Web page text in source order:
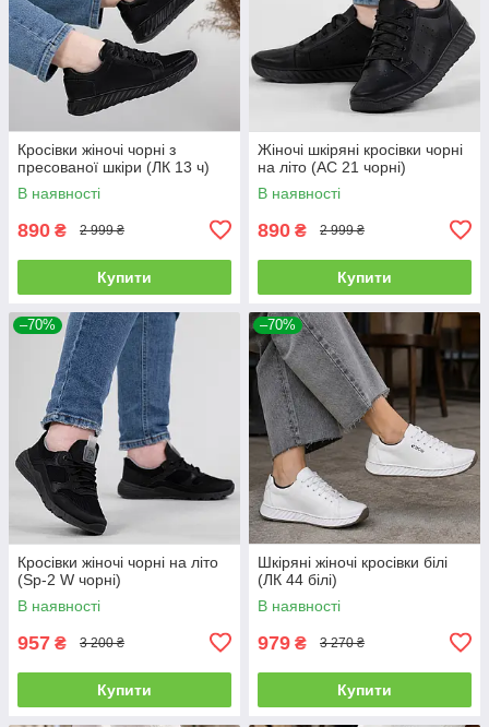
Кросівки жіночі чорні з
пресованої шкіри (ЛК 13 ч)
В наявності
890 ₴ 2 999 ₴
Купити
Жіночі шкіряні кросівки чорні
на літо (АС 21 чорні)
В наявності
890 ₴ 2 999 ₴
Купити
–70%
Кросівки жіночі чорні на літо
(Sp-2 W чорні)
В наявності
957 ₴ 3 200 ₴
Купити
–70%
Шкіряні жіночі кросівки білі
(ЛК 44 білі)
В наявності
979 ₴ 3 270 ₴
Купити